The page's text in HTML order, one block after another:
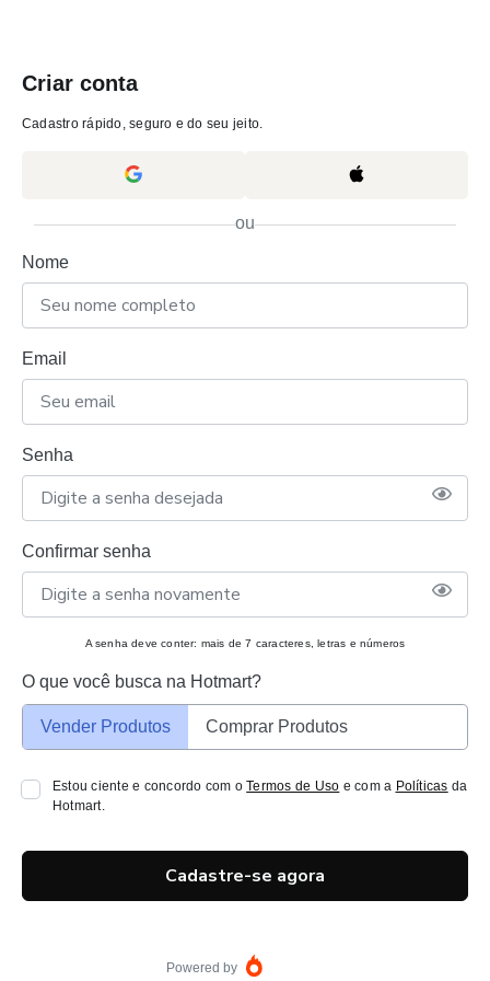
Criar conta
Cadastro rápido, seguro e do seu jeito.
ou
Nome
Email
Senha
Confirmar senha
A senha deve conter: mais de 7 caracteres, letras e números
O que você busca na Hotmart?
Vender Produtos Comprar Produtos
Estou ciente e concordo com oTermos de Uso e com a Políticas da
Hotmart.
Cadastre-se agora
Powered by